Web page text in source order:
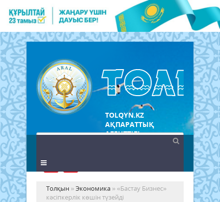
TOLQYN.KZ
АҚПАРАТТЫҚ
АГЕНТТІГІ
Толқын »Экономика » «Бастау Бизнес»
кәсіпкерлік көшін түзейді